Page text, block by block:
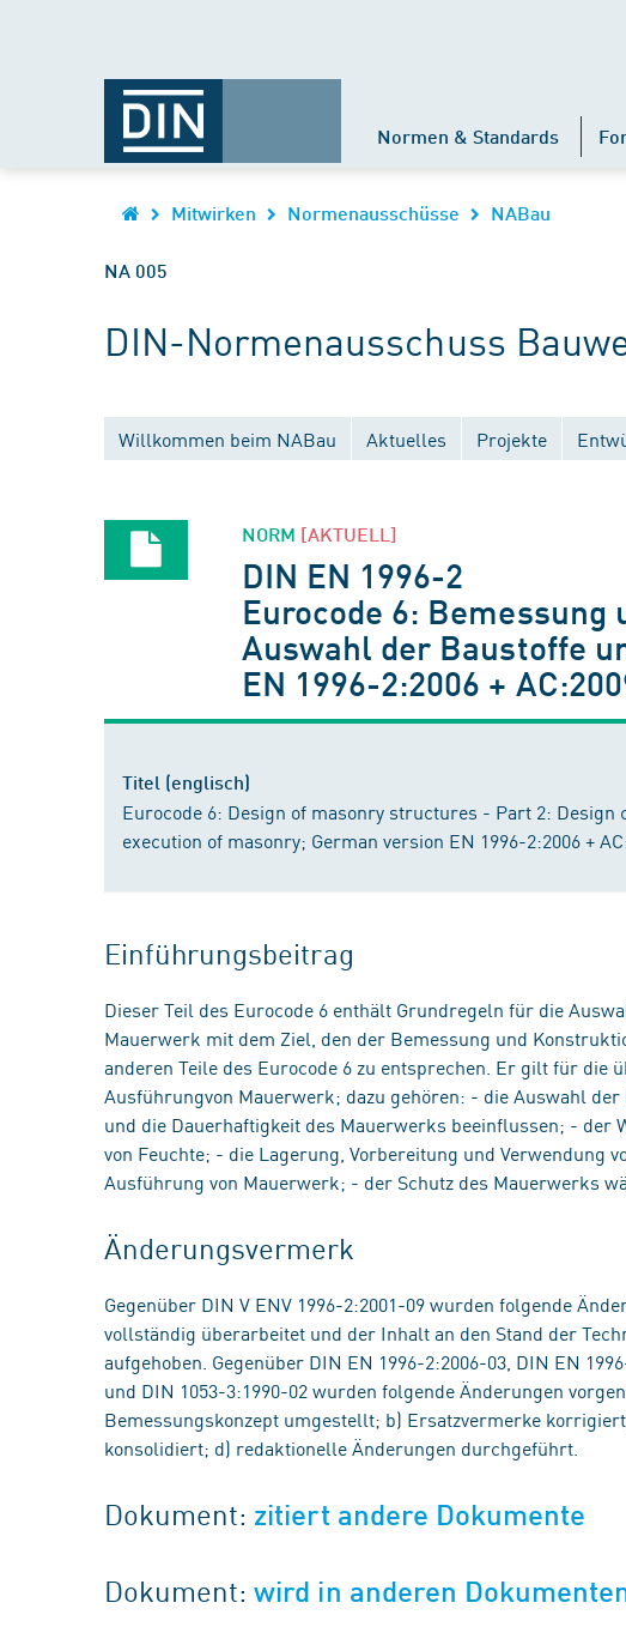
Normen & Standards
Mitwirken Normenausschüsse NABau
NA 005
DIN-Normenausschuss
Willkommen beim NABau Aktuelles Projekte
NORM [AKTUELL]
DIN EN 1996-2
Eurocode 6:
Auswahl der Baustoffe
EN 1996-2:2006 +
Titel (englisch)
Eurocode 6: Design of masonry structures - Part 2:
execution of masonry; German version EN 1996-2:2006 +
Einführungsbeitrag
Dieser Teil des Eurocode 6 enthält Grundregeln für die
Mauerwerk mit dem Ziel, den der Bemessung und
anderen Teile des Eurocode 6 zu entsprechen. Er gilt für die
Ausführungvon Mauerwerk; dazu gehören: - die Auswahl
und die Dauerhaftigkeit des Mauerwerks beeinflussen; - der
von Feuchte; - die Lagerung, Vorbereitung und Verwendung
Ausführung von Mauerwerk; - der Schutz des Mauerwerks
Änderungsvermerk
Gegenüber DIN V ENV 1996-2:2001-09 wurden folgende
vollständig überarbeitet und der Inhalt an den Stand der
aufgehoben. Gegenüber DIN EN 1996-2:2006-03, DIN EN
und DIN 1053-3:1990-02 wurden folgende Änderungen
Bemessungskonzept umgestellt; b) Ersatzvermerke
konsolidiert; d) redaktionelle Änderungen durchgeführt.
Dokument: zitiert andere Dokumente
Dokument:wird in anderen